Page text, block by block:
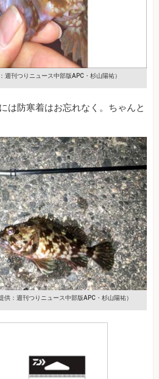
週刊つりニュース中部版APC・杉山陽祐）
は防寒着はお忘れなく。ちゃんと
提供：週刊つりニュース中部版APC・杉山陽祐）